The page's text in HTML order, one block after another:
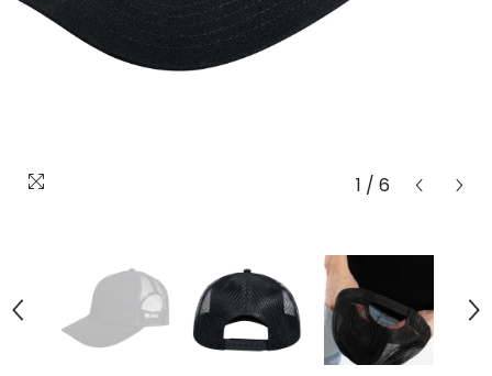
1 / 6